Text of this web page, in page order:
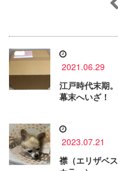
2021.06.29
江戸時代末期。
幕末へいざ！
2023.07.21
襟（エリザベス